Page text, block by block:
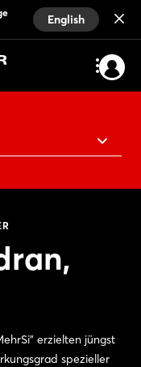
English
erzielten jüngst
spezieller